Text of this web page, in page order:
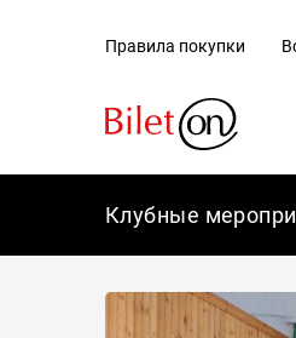
Правила покупки
Клубные